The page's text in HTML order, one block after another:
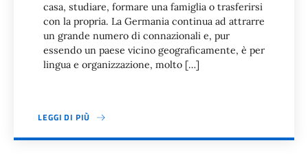
casa, studiare, formare una famiglia o trasferirsi
con la propria. La Germania continua ad attrarre
un grande numero di connazionali e, pur
essendo un paese vicino geograficamente, è per
lingua e organizzazione, molto […]
LEGGI DI PIÙ